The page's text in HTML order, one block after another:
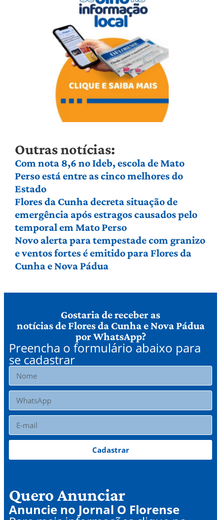
Outras notícias:
Com nota 8,6 no Ideb, escola de Mato
Perso está entre as cinco melhores do
Estado
Flores da Cunha decreta situação de
emergência após estragos causados pelo
temporal em Mato Perso
Novo alerta para tempestade com granizo
e ventos fortes é emitido para Flores da
Cunha e Nova Pádua
Gostaria de receber as
notícias de Flores da Cunha e Nova Pádua
por WhatsApp?
Preencha o formulário abaixo para
se cadastrar
Cadastrar
Quero Anunciar
Anuncie no Jornal O Florense